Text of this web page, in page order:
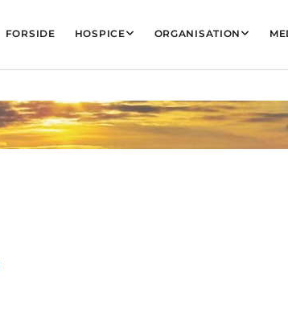
FORSIDE HOSPICE ORGANISATION